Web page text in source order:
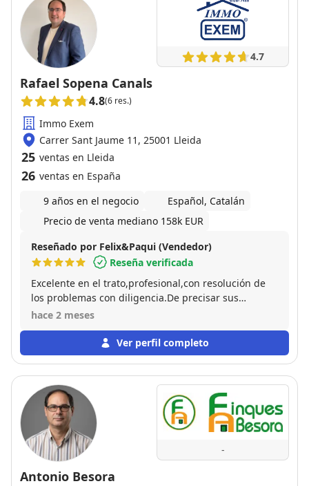
4.7
Rafael Sopena Canals
4.8(6 res.)
Immo Exem
Carrer Sant Jaume 11, 25001 Lleida
25 ventas en Lleida
26 ventas en España
9 años en el negocio
Español, Catalán
Precio de venta mediano 158k EUR
Reseñado por Felix&Paqui (Vendedor)
Reseña verificada
Excelente en el trato,profesional,con resolución de
los problemas con diligencia.De precisar sus
servicios en un futuro no dudaremos en
hace 2 meses
Ver perfil completo
-
Antonio Besora